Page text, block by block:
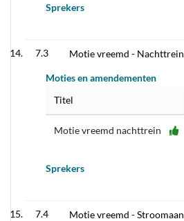
Sprekers
7.3 Motie vreemd - Nachttrein
Moties en amendementen
Titel
Motie vreemd nachttrein
Sprekers
7.4
Motie vreemd - Stroomaansluiting Gerrit Bolkade